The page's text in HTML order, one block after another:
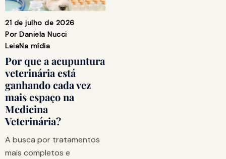
21 de julho de 2026
Por Daniela Nucci
LeiaNa mídia
Por que a acupuntura
veterinária está
ganhando cada vez
mais espaço na
Medicina
Veterinária?
A busca por tratamentos
mais completos e